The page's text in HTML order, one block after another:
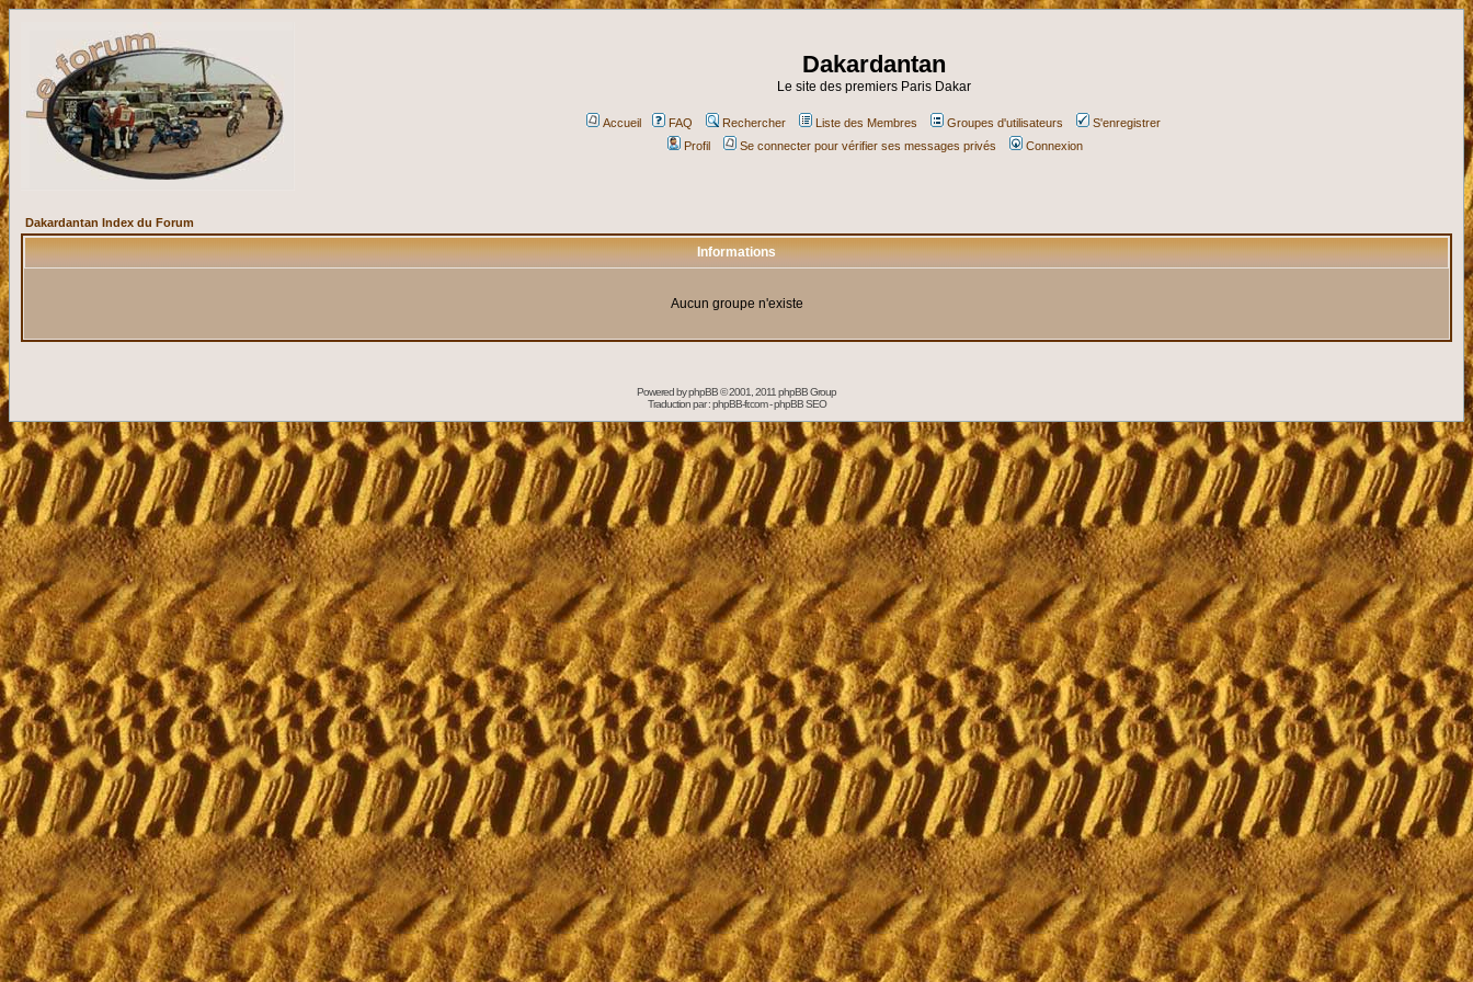
Dakardantan
Le site des premiers Paris Dakar
Accueil FAQ Rechercher Liste des Membres Groupes d'utilisateurs
S'enregistrer
Profil
Se connecter pour vérifier ses messages privés Connexion
Dakardantan Index du Forum
Informations
Aucun groupe n'existe
Powered byphpBB© 2001, 2011 phpBB Group
Traduction par :phpBB-fr.com-phpBB SEO